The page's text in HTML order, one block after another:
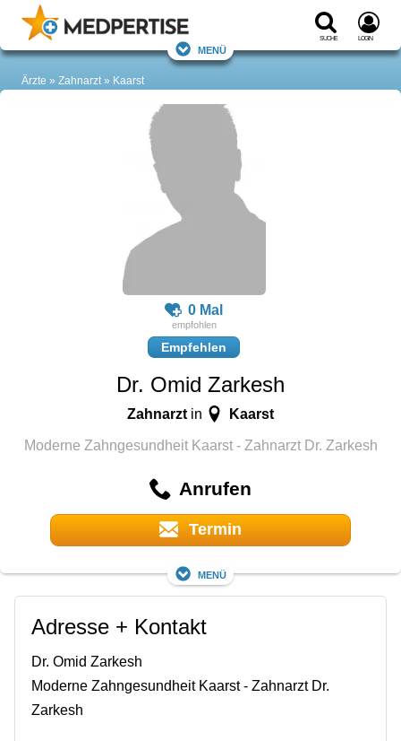
Suche Login
Menü
Ärzte Zahnarzt Kaarst
0 Mal
Empfehlen
Dr. Omid Zarkesh
Zahnarzt in Kaarst
Moderne Zahngesundheit Kaarst - Zahnarzt Dr. Zarkesh
Anrufen
Termin
Menü
Adresse + Kontakt
Dr. Omid Zarkesh
Moderne Zahngesundheit Kaarst - Zahnarzt Dr.
Zarkesh